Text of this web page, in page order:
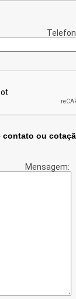
contato ou
Mensagem: